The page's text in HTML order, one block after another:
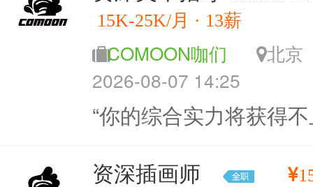
15K-25K/月 · 13薪
COMOON咖们
北
2026-08-07 14:25
“你的综合实力将获得
资深插画师